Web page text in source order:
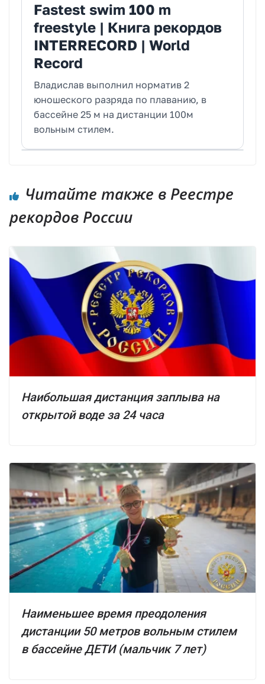
Fastest swim 100 m
freestyle | Книга рекордов
INTERRECORD | World
Record
Владислав выполнил норматив 2
юношеского разряда по плаванию, в
бассейне 25 м на дистанции 100м
вольным стилем.
Читайте также в Реестре
рекордов России
Наибольшая дистанция заплыва на
открытой воде за 24 часа
Наименьшее время преодоления
дистанции 50 метров вольным стилем
в бассейне ДЕТИ (мальчик 7 лет)